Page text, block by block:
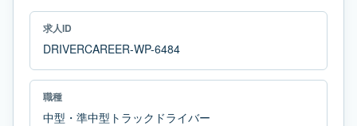
求人ID
DRIVERCAREER-WP-6484
職種
中型・準中型トラックドライバー